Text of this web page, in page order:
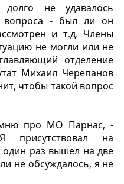
не удавалось
вопроса - был ли он
и т.д. Члены
не могли или не
отделение
Михаил Черепанов
чтобы такой вопрос
про МО Парнас, -
на
один раз вышел на две
не обсуждалось, я не